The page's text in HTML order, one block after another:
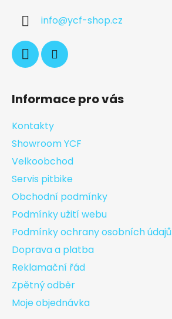
info@ycf-shop.cz
Informace pro vás
Kontakty
Showroom YCF
Velkoobchod
Servis pitbike
Obchodní podmínky
Podmínky užití webu
Podmínky ochrany osobních údajů
Doprava a platba
Reklamační řád
Zpětný odběr
Moje objednávka